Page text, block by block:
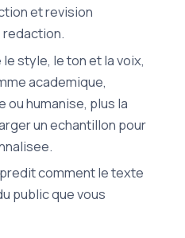
et revision
redaction.
style, le ton et la voix,
academique,
humanise, plus la
un echantillon pour
predit comment le texte
public que vous